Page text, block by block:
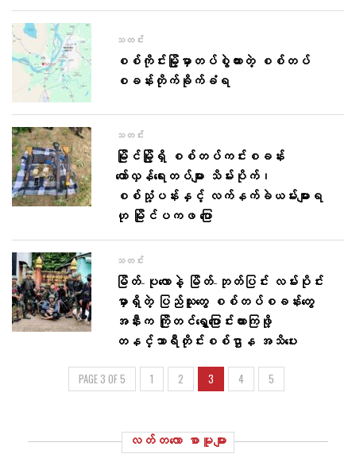
သတင်း
စစ်ကိုင်းမြို့မှာတပ်စွဲထားတဲ့ စစ်တပ်
စခန်းတိုက်ခိုက်ခံရ
သတင်း
မြိုင်မြို့ရှိ စစ်တပ်ကင်းစခန်း
တော်လှန်ရေးတပ်များ သိမ်းပိုက်၊
စစ်သုံ့ပန်းနှင့် လက်နက်ခဲယမ်းများရ
ဟု မြိုင်ပကဖ ပြော
သတင်း
မြိတ်-ပုလောနဲ့ မြိတ်-ဘုတ်ပြင်း လမ်းပိုင်း
မှာရှိတဲ့ ပြည်သူတွေ စစ်တပ်စခန်းတွေ
အနီးက ကြိုတင်ရွှေ့ပြောင်းထားကြဖို့
တနင်္သာရီတိုင်းစစ်ဌာန အသိပေး
PAGE 3 OF 5 1 2 3 4 5
လတ်တ‌လော စာမူများ